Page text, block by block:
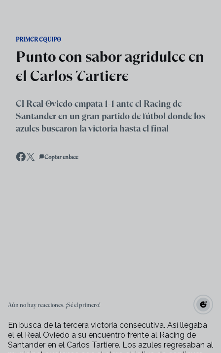
PRIMER EQUIPO
Punto con sabor agridulce en
el Carlos Tartiere
El Real Oviedo empata 1-1 ante el Racing de
Santander en un gran partido de fútbol donde los
azules buscaron la victoria hasta el final
Copiar enlace
Aún no hay reacciones. ¡Sé el primero!
En busca de la tercera victoria consecutiva. Así llegaba
el el Real Oviedo a su encuentro frente al Racing de
Santander en el Carlos Tartiere. Los azules regresaban al